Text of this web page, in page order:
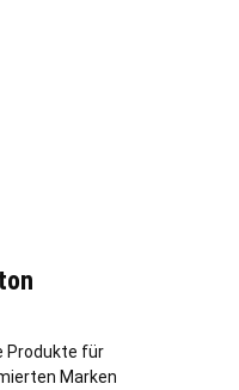
Produkte für
Marken